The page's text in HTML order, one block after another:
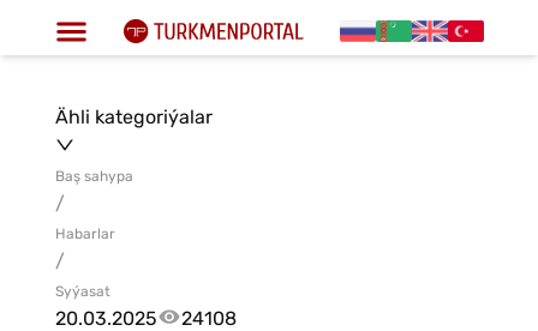
Ähli kategoriýalar
Baş sahypa
/
Habarlar
/
Syýasat
20.03.2025 24108